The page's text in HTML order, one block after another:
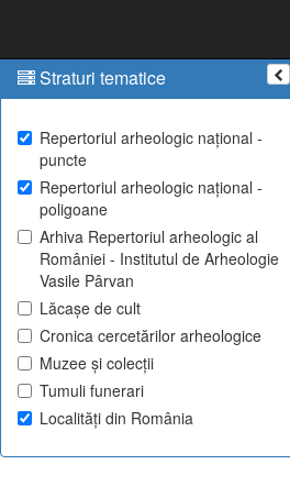
Straturi tematice
Repertoriul arheologic național -
puncte
Repertoriul arheologic național -
poligoane
Arhiva Repertoriul arheologic al
României - Institutul de Arheologie
Vasile Pârvan
Lăcașe de cult
Cronica cercetărilor arheologice
Muzee și colecții
Tumuli funerari
Localități din România